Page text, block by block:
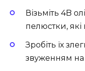
Візьміть 4B
пелюстки, які
Зробіть їх
звуженням на